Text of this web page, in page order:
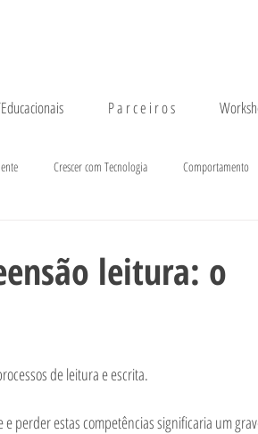
P a r c e i r o s
Crescer com Tecnologia Comportamento
leitura: o
de leitura e escrita.
perder estas competências significaria um